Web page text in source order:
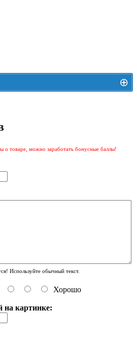
⊕
упаковку и комиссии маркетплейса
о товаре, можно заработать бонусные баллы!
Используйте обычный текст.
Хорошо
на картинке: